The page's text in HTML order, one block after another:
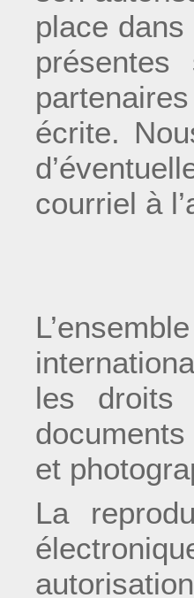
place
écrite.
courriel à
les droits
et
La